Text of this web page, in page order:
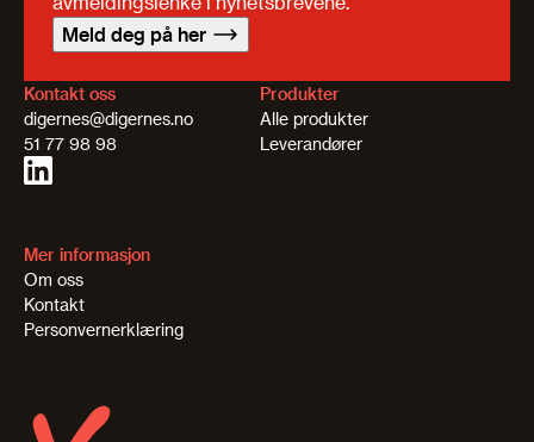
Meld deg på her
Kontakt oss
digernes@digernes.no
51 77 98 98
Produkter
Alle produkter
Leverandører
Mer informasjon
Om oss
Kontakt
Personvernerklæring